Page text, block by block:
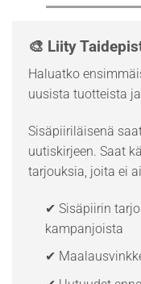
🎨 Liity
Haluatko
uusista tuotteista
Sisäpiiriläisenä
uutiskirjeen. Saat
tarjouksia, joita ei
✔ Sisäpiirin
kampanjoista
✔